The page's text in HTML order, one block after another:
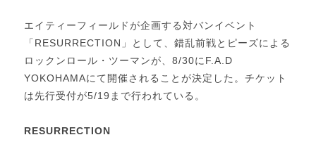
エイティーフィールドが企画する対バンイベント
「RESURRECTION」として、錯乱前戦とピーズによる
ロックンロール・ツーマンが、8/30にF.A.D
YOKOHAMAにて開催されることが決定した。チケット
は先行受付が5/19まで行われている。
RESURRECTION